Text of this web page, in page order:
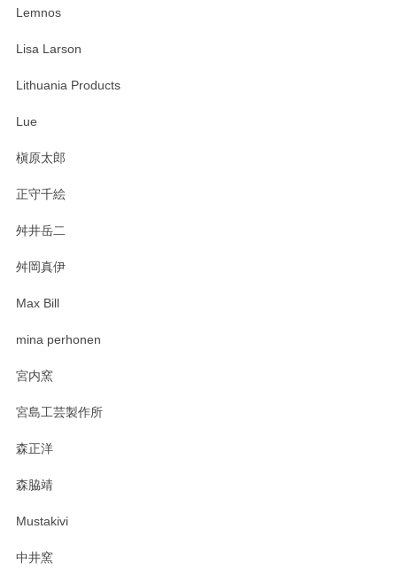
たm(_)m
います。無事に届いたようで安心いたしまし
おかけしました。 ありがとうございます。
Lemnos
Lisa Larson
Lithuania Products
Lue
槇原太郎
正守千絵
舛井岳二
舛岡真伊
Max Bill
mina perhonen
宮内窯
宮島工芸製作所
森正洋
森脇靖
Mustakivi
中井窯